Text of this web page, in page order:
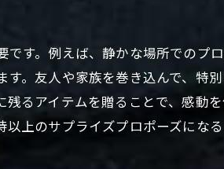
す。例えば、静かな場所でのプ
。友人や家族を巻き込んで、特
るアイテムを贈ることで、感動
上のサプライズプロポーズになる